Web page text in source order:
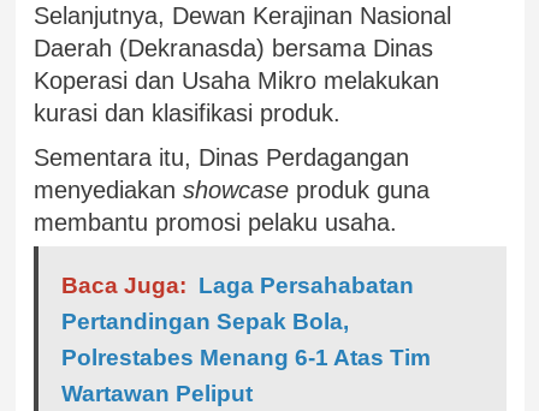
Selanjutnya, Dewan Kerajinan Nasional
Daerah (Dekranasda) bersama Dinas
Koperasi dan Usaha Mikro melakukan
kurasi dan klasifikasi produk.
Sementara itu, Dinas Perdagangan
menyediakan showcaseproduk guna
membantu promosi pelaku usaha.
Baca Juga: Laga Persahabatan
Pertandingan Sepak Bola,
Polrestabes Menang 6-1 Atas Tim
Wartawan Peliput